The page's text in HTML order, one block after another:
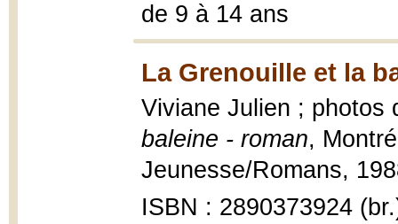
de 9 à 14 ans
La Grenouille et la
Viviane Julien ; photos
baleine - roman,
Jeunesse/Romans,
ISBN : 2890373924